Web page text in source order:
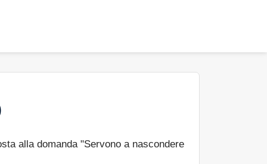
alla domanda "Servono a nascondere